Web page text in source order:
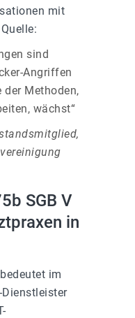
mit
sind
Angriffen
der Methoden,
wächst“
SGB V
in
bedeutet im